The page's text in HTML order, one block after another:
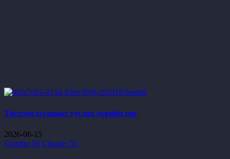
Тогтсон хугацаат туслах дүрийн цаг
2026-06-15
Chapter 56 Chapter 55